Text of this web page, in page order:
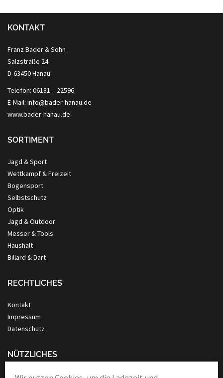
KONTAKT
Franz Bader & Sohn
Salzstraße 24
D-63450 Hanau
Telefon: 06181 – 22596
E-Mail: info@bader-hanau.de
www.bader-hanau.de
SORTIMENT
Jagd & Sport
Wettkampf & Freizeit
Bogensport
Selbstschutz
Optik
Jagd & Outdoor
Messer & Tools
Haushalt
Billard & Dart
RECHTLICHES
Kontakt
Impressum
Datenschutz
NÜTZLICHES
Anleitung Nassrasur